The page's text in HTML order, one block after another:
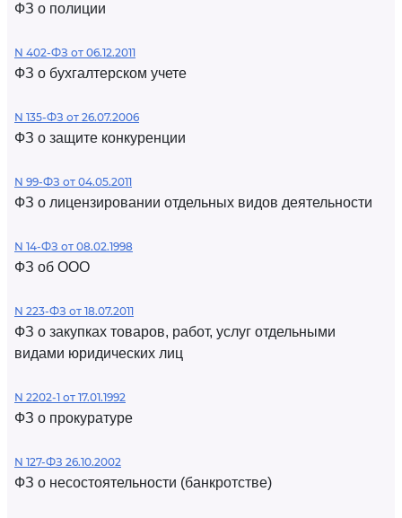
ФЗ о полиции
N 402-ФЗ от 06.12.2011
ФЗ о бухгалтерском учете
N 135-ФЗ от 26.07.2006
ФЗ о защите конкуренции
N 99-ФЗ от 04.05.2011
ФЗ о лицензировании отдельных видов деятельности
N 14-ФЗ от 08.02.1998
ФЗ об ООО
N 223-ФЗ от 18.07.2011
ФЗ о закупках товаров, работ, услуг отдельными
видами юридических лиц
N 2202-1 от 17.01.1992
ФЗ о прокуратуре
N 127-ФЗ 26.10.2002
ФЗ о несостоятельности (банкротстве)